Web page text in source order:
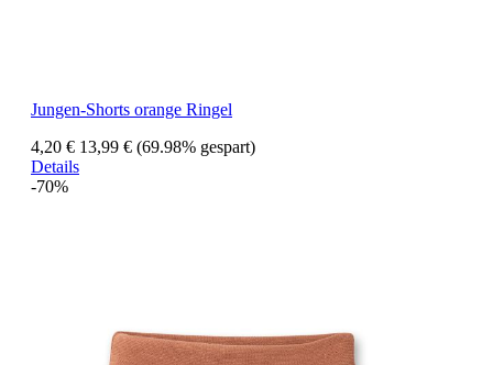
Jungen-Shorts orange Ringel
4,20 € 13,99 € (69.98% gespart)
Details
-70%